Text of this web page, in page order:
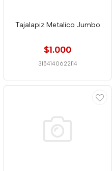
Tajalapiz Metalico Jumbo
$1.000
3154140622114